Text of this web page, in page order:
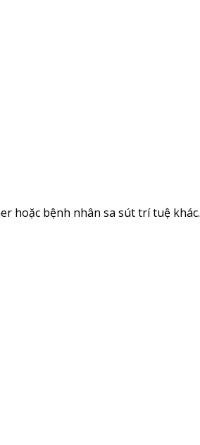
hoặc bệnh nhân sa sút trí tuệ khác.